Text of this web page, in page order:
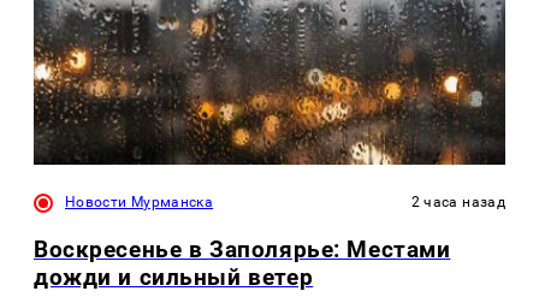
Новости Мурманска 2 часа назад
Воскресенье в Заполярье: Местами
дожди и сильный ветер